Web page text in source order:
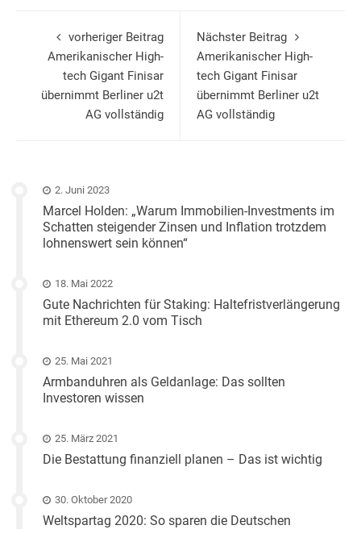
vorheriger Beitrag
Amerikanischer High-
tech Gigant Finisar
übernimmt Berliner u2t
AG vollständig
Nächster Beitrag
Amerikanischer High-
tech Gigant Finisar
übernimmt Berliner u2t
AG vollständig
2. Juni 2023
Marcel Holden: „Warum Immobilien-Investments im
Schatten steigender Zinsen und Inflation trotzdem
lohnenswert sein können“
18. Mai 2022
Gute Nachrichten für Staking: Haltefristverlängerung
mit Ethereum 2.0 vom Tisch
25. Mai 2021
Armbanduhren als Geldanlage: Das sollten
Investoren wissen
25. März 2021
Die Bestattung finanziell planen – Das ist wichtig
30. Oktober 2020
Weltspartag 2020: So sparen die Deutschen